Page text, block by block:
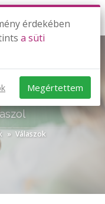
VÁLASZOK
Válaszok
érdekében
a süti
Megértettem